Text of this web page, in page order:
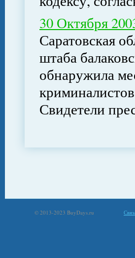
30 Октября
Саратовская
штаба
обнаружила
Свидетели
© 2013-2023 BuyDays.ru